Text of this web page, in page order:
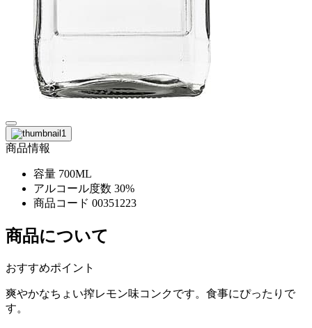
商品情報
容量 700ML
アルコール度数 30%
商品コード 00351223
商品について
おすすめポイント
爽やかなちょい搾レモン味コンクです。食事にぴったりで
す。